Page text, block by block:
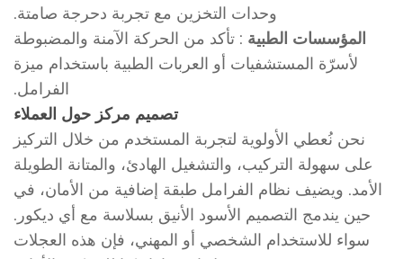
وحدات التخزين مع تجربة دحرجة صامتة.
المؤسسات الطبية : تأكد من الحركة الآمنة والمضبوطة
لأسرّة المستشفيات أو العربات الطبية باستخدام ميزة
الفرامل.
تصميم مركز حول العملاء
نحن نُعطي الأولوية لتجربة المستخدم من خلال التركيز
على سهولة التركيب، والتشغيل الهادئ، والمتانة الطويلة
الأمد. ويضيف نظام الفرامل طبقة إضافية من الأمان، في
حين يندمج التصميم الأسود الأنيق بسلاسة مع أي ديكور.
سواء للاستخدام الشخصي أو المهني، فإن هذه العجلات